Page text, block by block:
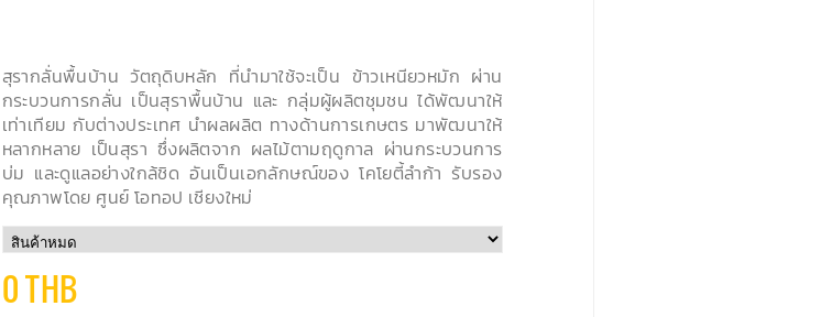
สุรากลั่นพื้นบ้าน วัตถุดิบหลัก ที่นำมาใช้จะเป็น ข้าวเหนียวหมัก ผ่าน
กระบวนการกลั่น เป็นสุราพื้นบ้าน และ กลุ่มผู้ผลิตชุมชน ได้พัฒนาให้
เท่าเทียม กับต่างประเทศ นำผลผลิต ทางด้านการเกษตร มาพัฒนาให้
หลากหลาย เป็นสุรา ซึ่งผลิตจาก ผลไม้ตามฤดูกาล ผ่านกระบวนการ
บ่ม และดูแลอย่างใกล้ชิด อันเป็นเอกลักษณ์ของ โคโยตี้ลำก้า รับรอง
คุณภาพโดย ศูนย์ โอทอป เชียงใหม่
0 THB